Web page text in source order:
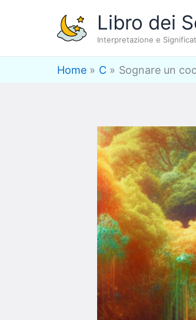
Libro dei
Interpretazione e
Home C Sognare un